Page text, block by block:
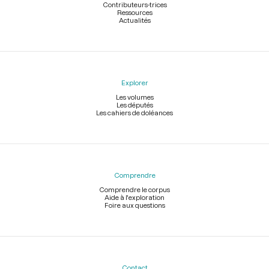
Contributeurs-trices
Ressources
Actualités
Explorer
Les volumes
Les députés
Les cahiers de doléances
Comprendre
Comprendre le corpus
Aide à l'exploration
Foire aux questions